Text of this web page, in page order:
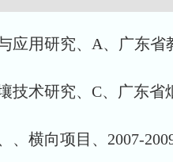
应用研究、A、广东省
技术研究、C、广东省
、横向项目、2007-